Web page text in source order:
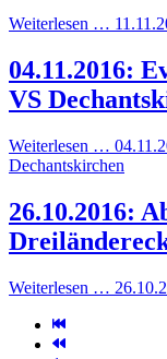
Weiterlesen …
04.11.2016:
VS
Weiterlesen …
Dechantskirchen
26.10.2016:
Weiterlesen …